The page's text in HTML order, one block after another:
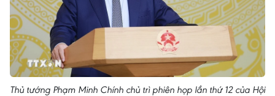
Thủ tướng Phạm Minh Chính chủ trì phiên họp lần thứ 12 của Hội